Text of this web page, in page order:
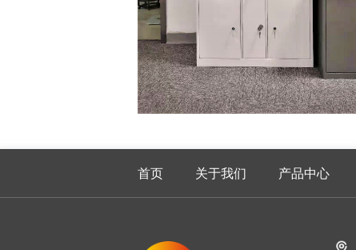
首页 关于我们 产品中心